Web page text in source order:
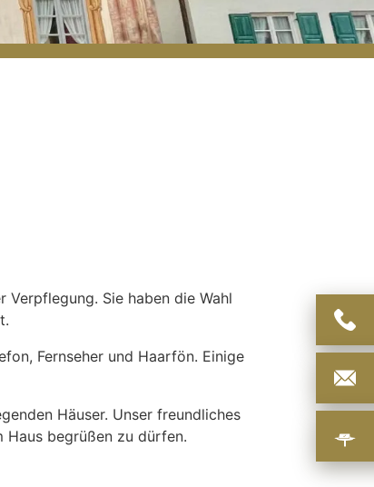
Sie haben die Wahl
Fernseher und Haarfön. Einige
Häuser. Unser freundliches
Haus begrüßen zu dürfen.